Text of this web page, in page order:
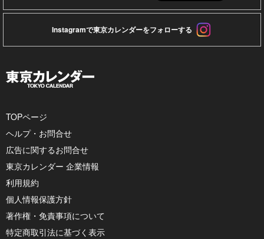
Instagramで東京カレンダーをフォローする
TOPページ
ヘルプ・お問合せ
広告に関するお問合せ
東京カレンダー 企業情報
利用規約
個人情報保護方針
著作権・免責事項について
特定商取引法に基づく表示